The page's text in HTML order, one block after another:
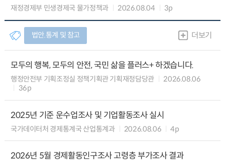
재정경제부 민생경제국 물가정책과 2026.08.04 3p
법안.통계 및 참고 더보기
모두의 행복, 모두의 안전, 국민 삶을 플러스+ 하겠습니다.
행정안전부 기획조정실 정책기획관 기획재정담당관
2026.08.06
36p
2025년 기준 운수업조사 및 기업활동조사 실시
국가데이터처 경제통계국 산업통계과 2026.08.06 4p
2026년 5월 경제활동인구조사 고령층 부가조사 결과